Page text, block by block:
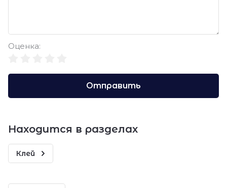
Оценка:
Отправить
Находится в разделах
Клей